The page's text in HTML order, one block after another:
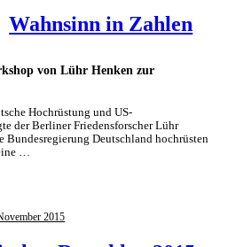
von Lühr Henken zur
Wahnsinn in Zahlen
Hochrüstung und US-
der Berliner Friedensforscher Lühr
Bundesregierung Deutschland hochrüsten
…
2015